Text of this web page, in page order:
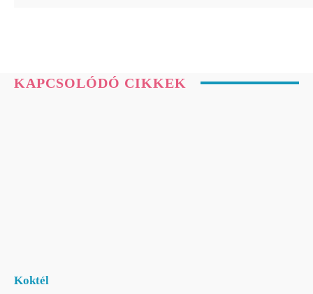
KAPCSOLÓDÓ CIKKEK
Koktél